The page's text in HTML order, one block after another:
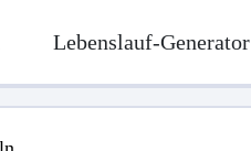
Lebenslauf-Generator